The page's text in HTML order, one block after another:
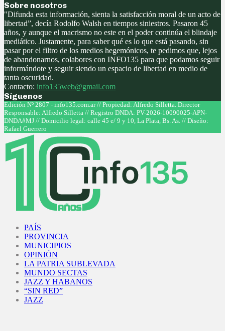
Sobre nosotros
"Difunda esta información, sienta la satisfacción moral de un acto de
libertad”, decía Rodolfo Walsh en tiempos siniestros. Pasaron 45
años, y aunque el macrismo no este en el poder continúa el blindaje
mediático. Justamente, para saber qué es lo que está pasando, sin
pasar por el filtro de los medios hegemónicos, te pedimos que, lejos
de abandonarnos, colabores con INFO135 para que podamos seguir
informándote y seguir siendo un espacio de libertad en medio de
tanta oscuridad.
Contacto: info135web@gmail.com
Síguenos
Facebook
Twitter
Instagram
Youtube
Edición Nº 2807 - info135.com.ar // Propiedad: Alfredo Silletta. Director
Responsable: Alfredo Silletta // Registro DNDA: PV-2026-10090025-APN-
DNDA#MJ // Domicilio legal: calle 45 e/ 9 y 10, La Plata, Bs. As. // Diseño:
Rafael Guerrero
PAÍS
PROVINCIA
MUNICIPIOS
OPINIÓN
LA PATRIA SUBLEVADA
MUNDO SECTAS
JAZZ Y HABANOS
“SIN RED”
JAZZ